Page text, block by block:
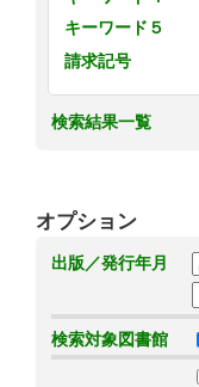
キーワード５
請求記号
検索結果一覧
オプション
出版／発行年月
検索対象図書館